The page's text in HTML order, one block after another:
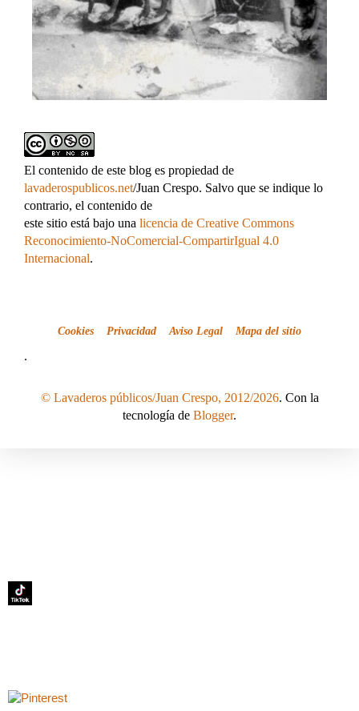
El contenido de este blog es propiedad de
lavaderospublicos.net/Juan Crespo. Salvo que se indique lo
contrario, el contenido de
este sitio está bajo una licencia de Creative Commons
Reconocimiento-NoComercial-CompartirIgual 4.0
Internacional.
Cookies Privacidad Aviso Legal Mapa del sitio
.
© Lavaderos públicos/Juan Crespo, 2012/2026. Con la
tecnología de Blogger.